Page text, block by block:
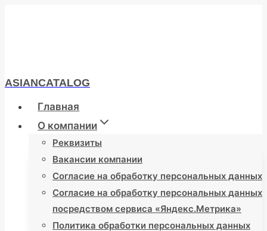
ASIANCATALOG
Главная
О компании
Реквизиты
Вакансии компании
Согласие на обработку персональных данных
Согласие на обработку персональных данных
посредством сервиса «Яндекс.Метрика»
Политика обработки персональных данных